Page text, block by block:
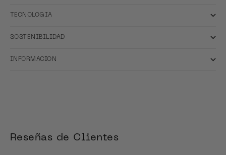
TECNOLOGIA
SOSTENIBILIDAD
INFORMACION
Reseñas de Clientes